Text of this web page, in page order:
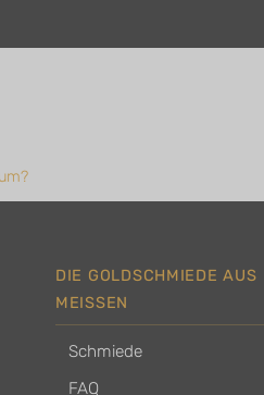
DIE GOLDSCHMIEDE AUS
MEISSEN
Schmiede
FAQ